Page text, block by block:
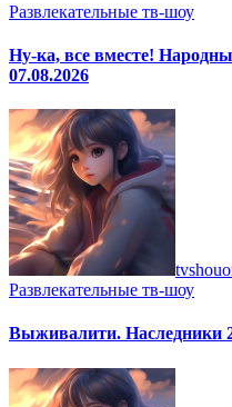
Развлекательные тв-шоу
Ну-ка, все вместе!
07.08.2026
Развлекательные тв-шоу
Выживалити. Наследники